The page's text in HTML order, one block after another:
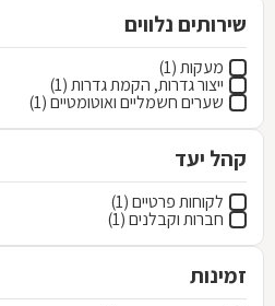
שירותים נלווים
מעקות (1)
ייצור גדרות, הקמת גדרות (1)
שערים חשמליים ואוטומטיים (1)
קהל יעד
לקוחות פרטיים (1)
חברות וקבלנים (1)
זמינות